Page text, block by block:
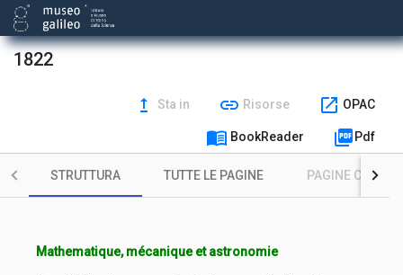
1822
upgrade Sta in link Risorse open_in_new OPAC
menu_book BookReader picture_as_pdf Pdf
STRUTTURA TUTTE LE PAGINE PAGINE CON
Mathematique, mécanique et astronomie